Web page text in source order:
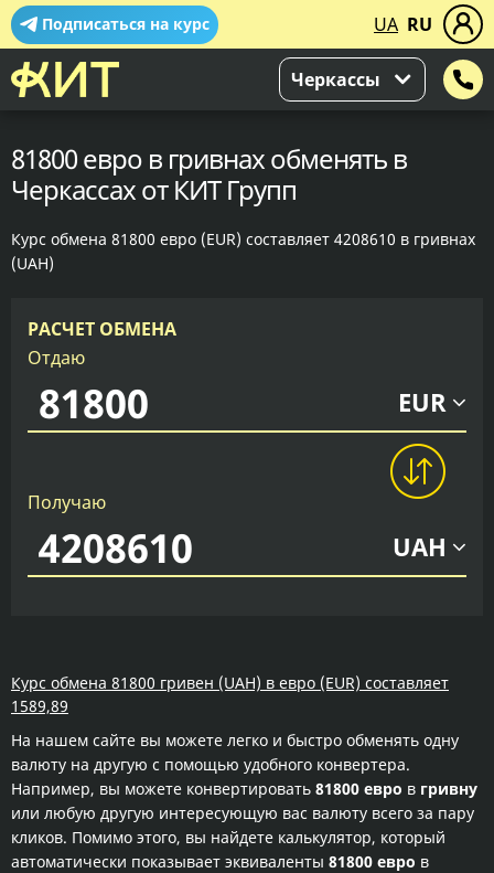
Подписаться на курс UA RU
Черкассы
81800 евро в гривнах обменять в
Черкассах от КИТ Групп
Курс обмена 81800 евро (EUR) составляет 4208610 в гривнах
(UAH)
РАСЧЕТ ОБМЕНА
Отдаю
EUR
Получаю
UAH
Курс обмена 81800 гривен (UAH) в евро (EUR) составляет
1589,89
На нашем сайте вы можете легко и быстро обменять одну
валюту на другую с помощью удобного конвертера.
Например, вы можете конвертировать 81800 евро в гривну
или любую другую интересующую вас валюту всего за пару
кликов. Помимо этого, вы найдете калькулятор, который
автоматически показывает эквиваленты 81800 евро в